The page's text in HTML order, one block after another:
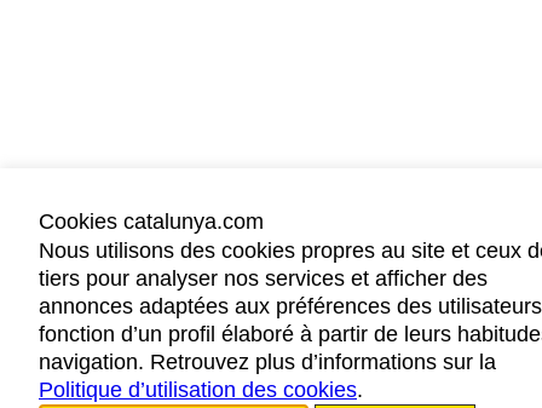
Cookies catalunya.com
Nous utilisons des cookies propres au site et ceux
tiers pour analyser nos services et afficher des
annonces adaptées aux préférences des
fonction d’un profil élaboré à partir de leurs
navigation. Retrouvez plus d’informations sur la
Politique d’utilisation des cookies.